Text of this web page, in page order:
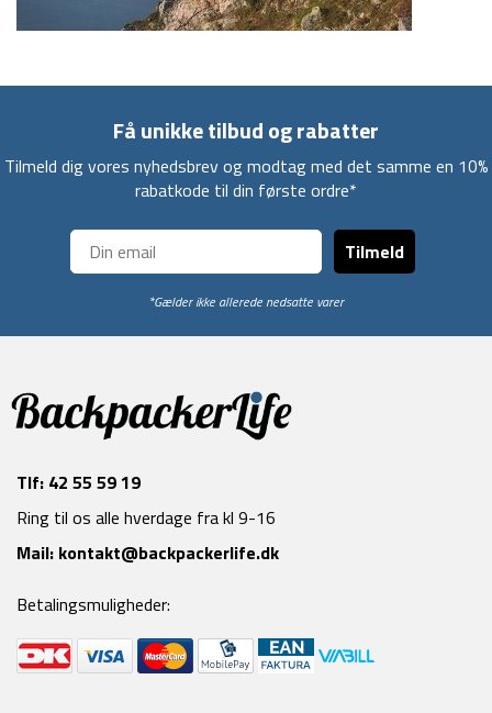
Få unikke tilbud og rabatter
Tilmeld dig vores nyhedsbrev og modtag med det samme en 10%
rabatkode til din første ordre*
Tilmeld
*Gælder ikke allerede nedsatte varer
Tlf: 42 55 59 19
Ring til os alle hverdage fra kl 9-16
Mail: kontakt@backpackerlife.dk
Betalingsmuligheder: